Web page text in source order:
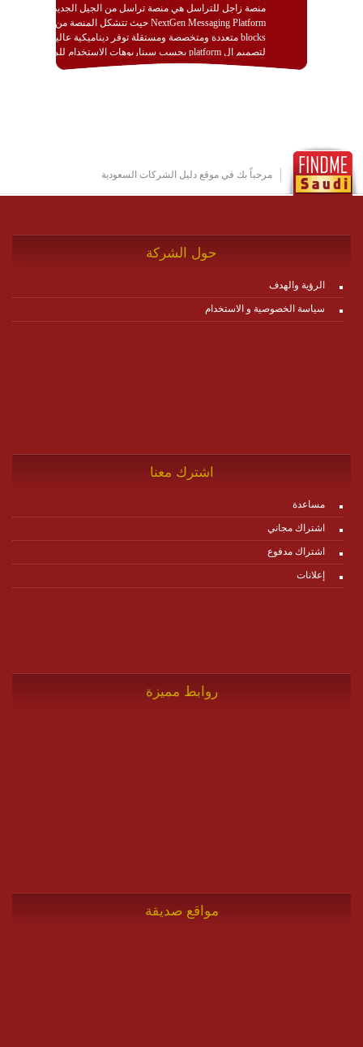
منصة زاجل للتراسل هي منصة تراسل من الجيل الجديد
NextGen Messaging Platform حيث تتشكل المنصة من
blocks متعددة ومتخصصة ومستقلة توفر ديناميكية عالية
لتصميم ال platform بحسب سيناريوهات الاستخدام للمنصة
وتتوافق مع النشر والاستثمار ضمن بيئة استضافة dedicated
http://www.plutosms.com/zagel
مرحباً بك في موقع دليل الشركات السعودية
حول الشركة
الرؤية والهدف
سياسة الخصوصية و الاستخدام
اشترك معنا
مساعدة
اشتراك مجاني
اشتراك مدفوع
إعلانات
روابط مميزة
مواقع صديقة